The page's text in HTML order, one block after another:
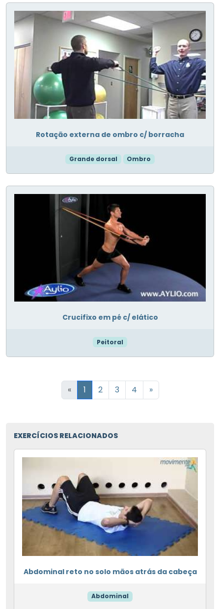
Rotação externa de ombro c/ borracha
Grande dorsal Ombro
Crucifixo em pé c/ elático
Peitoral
« 1 2 3 4 »
EXERCÍCIOS RELACIONADOS
Abdominal reto no solo mãos atrás da cabeça
Abdominal